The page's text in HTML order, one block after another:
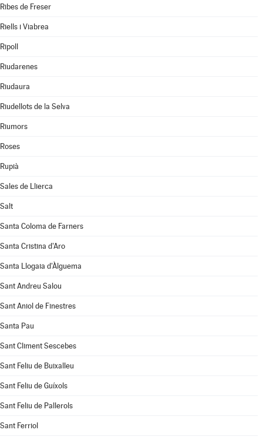
Ribes de Freser
Riells i Viabrea
Ripoll
Riudarenes
Riudaura
Riudellots de la Selva
Riumors
Roses
Rupià
Sales de Llierca
Salt
Santa Coloma de Farners
Santa Cristina d'Aro
Santa Llogaia d'Àlguema
Sant Andreu Salou
Sant Aniol de Finestres
Santa Pau
Sant Climent Sescebes
Sant Feliu de Buixalleu
Sant Feliu de Guíxols
Sant Feliu de Pallerols
Sant Ferriol